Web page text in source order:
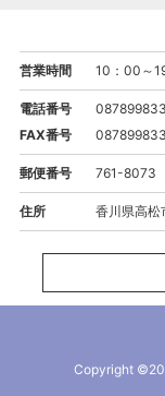
営業時間 10：00～
電話番号
FAX番号
郵便番号 761-8073
住所 香川県高
Copyright